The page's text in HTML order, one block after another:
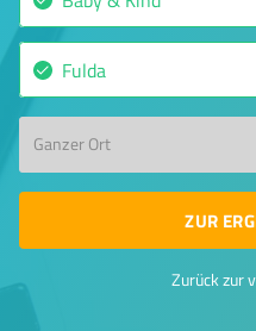
Ganzer Ort
ZUR
Zurück zur